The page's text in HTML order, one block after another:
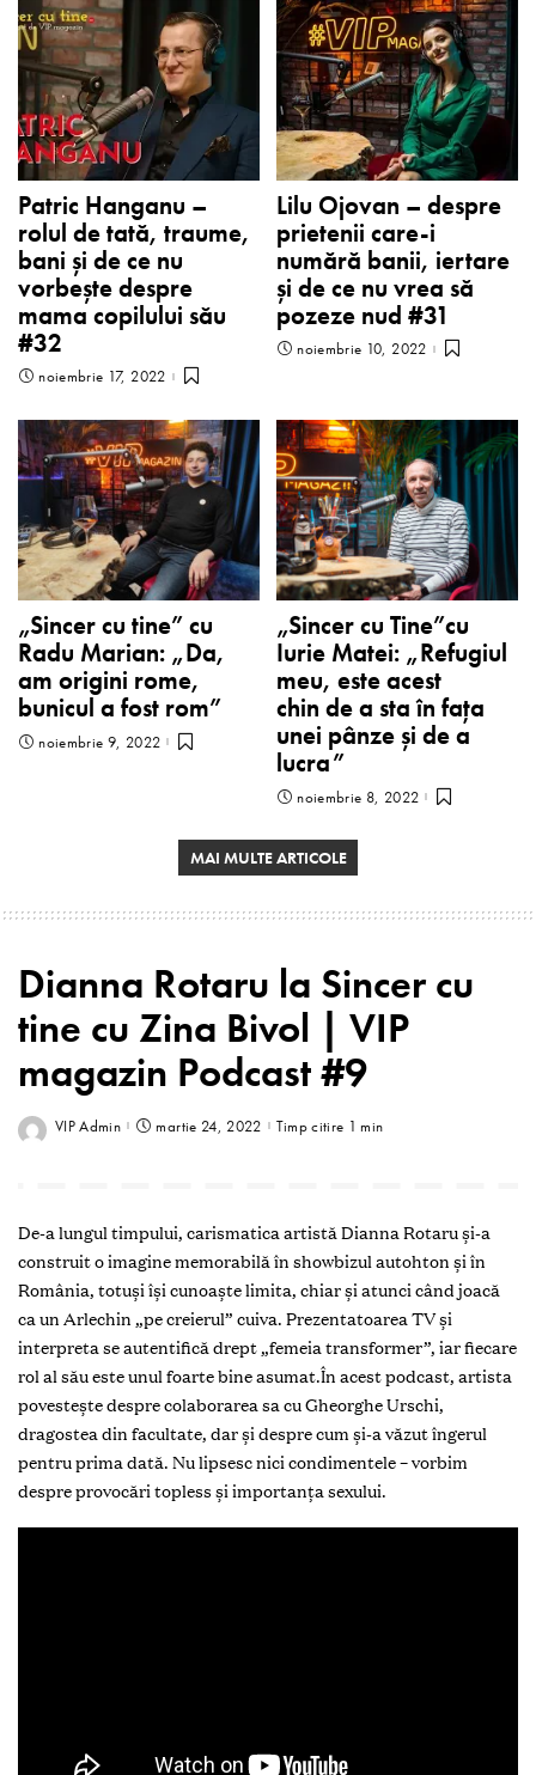
Patric Hanganu –
rolul de tată, traume,
bani și de ce nu
vorbește despre
mama copilului său
#32
noiembrie 17, 2022
Lilu Ojovan – despre
prietenii care-i
numără banii, iertare
și de ce nu vrea să
pozeze nud #31
noiembrie 10, 2022
„Sincer cu tine” cu
Radu Marian: „Da,
am origini rome,
bunicul a fost rom”
noiembrie 9, 2022
„Sincer cu Tine”cu
Iurie Matei: „Refugiul
meu, este acest
chin de a sta în faţa
unei pânze și de a
lucra”
noiembrie 8, 2022
MAI MULTE ARTICOLE
Dianna Rotaru la Sincer cu
tine cu Zina Bivol | VIP
magazin Podcast #9
VIP Admin martie 24, 2022 Timp citire 1 min
De-a lungul timpului, carismatica artistă Dianna Rotaru şi-a
construit o imagine memorabilă în showbizul autohton și în
România, totuși își cunoaște limita, chiar și atunci când joacă
ca un Arlechin „pe creierul” cuiva. Prezentatoarea TV și
interpreta se autentifică drept „femeia transformer”, iar fiecare
rol al său este unul foarte bine asumat.În acest podcast, artista
povestește despre colaborarea sa cu Gheorghe Urschi,
dragostea din facultate, dar și despre cum și-a văzut îngerul
pentru prima dată. Nu lipsesc nici condimentele – vorbim
despre provocări topless și importanța sexului.